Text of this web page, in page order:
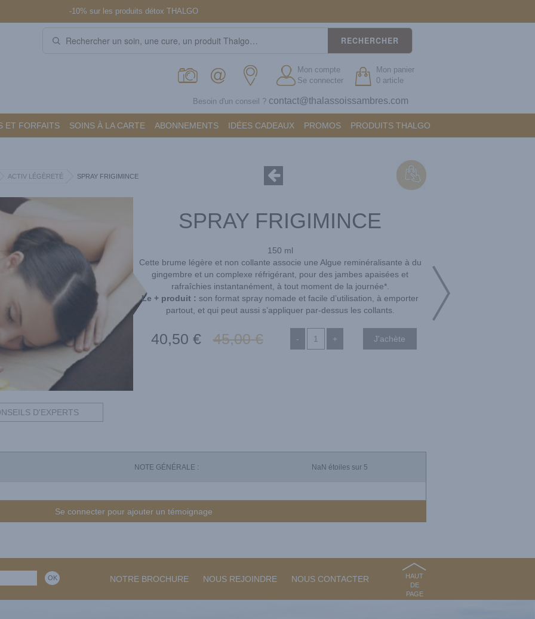
ET FORFAITS SOINS À LA CARTE ABONNEMENTS IDÉES CADEAUX PROMOS PRODUITS THALGO
-10% sur les produits détox THALGO
Besoin d'un conseil ? contact@thalassoissambres.com
RECHERCHER
Mon compte
Se connecter
Mon panier
0 article
ACTIV LÉGÈRETÉ SPRAY FRIGIMINCE
SPRAY FRIGIMINCE
150 ml
Cette brume légère et non collante associe une Algue reminéralisante à du
gingembre et un complexe réfrigérant, pour des jambes apaisées et
rafraîchies instantanément, à tout moment de la journée*.
Le + produit : son format spray nomade et facile d’utilisation, à emporter
partout, et qui peut aussi s’appliquer par-dessus les collants.
40,50 € 45,00 € - +
D'EXPERTS
NOTE GÉNÉRALE : NaN étoiles sur 5
Se connecter pour ajouter un témoignage
NOTRE BROCHURE NOUS REJOINDRE NOUS CONTACTER
HAUT
DE
PAGE